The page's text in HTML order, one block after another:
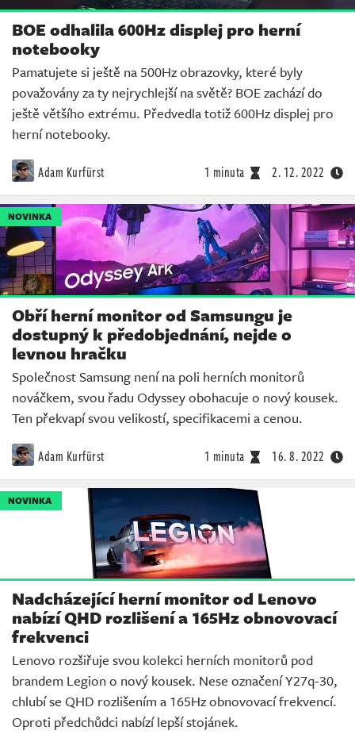
BOE odhalila 600Hz displej pro herní
notebooky
Pamatujete si ještě na 500Hz obrazovky, které byly
považovány za ty nejrychlejší na světě? BOE zachází do
ještě většího extrému. Předvedla totiž 600Hz displej pro
herní notebooky.
Adam Kurfürst 1 minuta 2. 12. 2022
NOVINKA
Obří herní monitor od Samsungu je
dostupný k předobjednání, nejde o
levnou hračku
Společnost Samsung není na poli herních monitorů
nováčkem, svou řadu Odyssey obohacuje o nový kousek.
Ten překvapí svou velikostí, specifikacemi a cenou.
Adam Kurfürst 1 minuta 16. 8. 2022
NOVINKA
Nadcházející herní monitor od Lenovo
nabízí QHD rozlišení a 165Hz obnovovací
frekvenci
Lenovo rozšiřuje svou kolekci herních monitorů pod
brandem Legion o nový kousek. Nese označení Y27q-30,
chlubí se QHD rozlišením a 165Hz obnovovací frekvencí.
Oproti předchůdci nabízí lepší stojánek.